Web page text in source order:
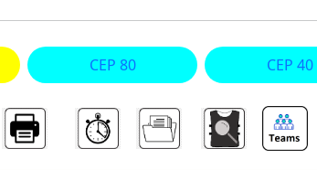
CEP 80 CEP 40